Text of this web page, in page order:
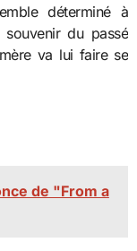
déterminé à
du passé
va lui faire se
de "From a